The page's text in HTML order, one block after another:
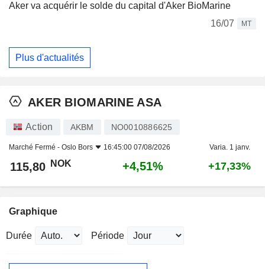
Aker va acquérir le solde du capital d'Aker BioMarine
16/07
MT
Plus d'actualités
AKER BIOMARINE ASA
Action AKBM NO0010886625
Marché Fermé - Oslo Bors 16:45:00 07/08/2026 Varia. 1 janv.
115,80 NOK +4,51% +17,33%
Graphique
Durée Période